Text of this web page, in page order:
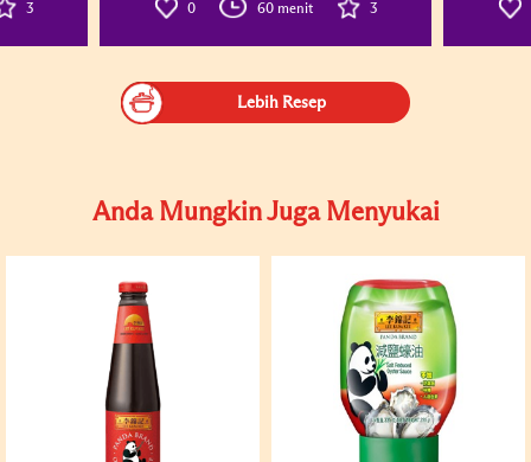
3 0 60 menit 3
Lebih Resep
Anda Mungkin Juga Menyukai